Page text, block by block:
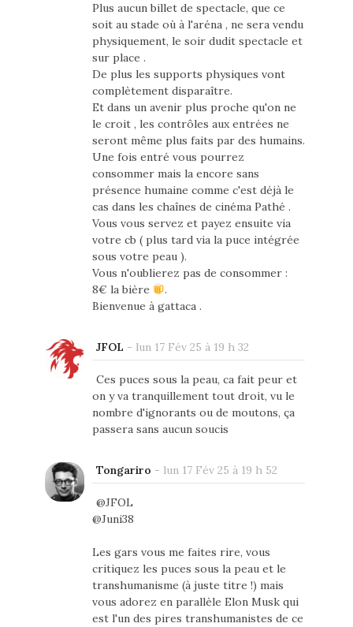
Plus aucun billet de spectacle, que ce
soit au stade où à l'aréna , ne sera vendu
physiquement, le soir dudit spectacle et
sur place .
De plus les supports physiques vont
complètement disparaître.
Et dans un avenir plus proche qu'on ne
le croit , les contrôles aux entrées ne
seront même plus faits par des humains.
Une fois entré vous pourrez
consommer mais la encore sans
présence humaine comme c'est déjà le
cas dans les chaînes de cinéma Pathé .
Vous vous servez et payez ensuite via
votre cb ( plus tard via la puce intégrée
sous votre peau ).
Vous n'oublierez pas de consommer :
8€ la bière
.
Bienvenue à gattaca .
JFOL - lun 17 Fév 25 à 19 h 32
Ces puces sous la peau, ca fait peur et
on y va tranquillement tout droit, vu le
nombre d'ignorants ou de moutons, ça
passera sans aucun soucis
Tongariro - lun 17 Fév 25 à 19 h 52
@JFOL
@Juni38
Les gars vous me faites rire, vous
critiquez les puces sous la peau et le
transhumanisme (à juste titre !) mais
vous adorez en parallèle Elon Musk qui
est l'un des pires transhumanistes de ce